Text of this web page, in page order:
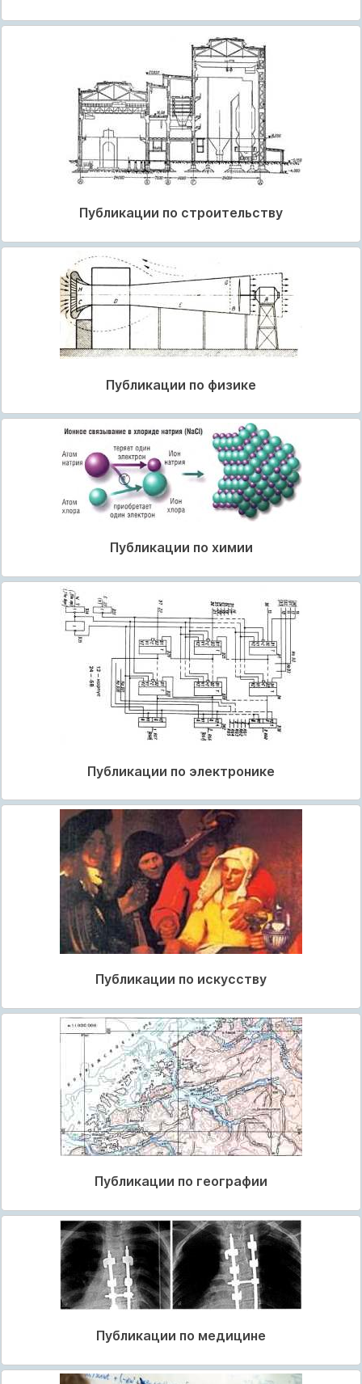
Публикации по строительству
Публикации по физике
Публикации по химии
Публикации по электронике
Публикации по искусству
Публикации по географии
Публикации по медицине